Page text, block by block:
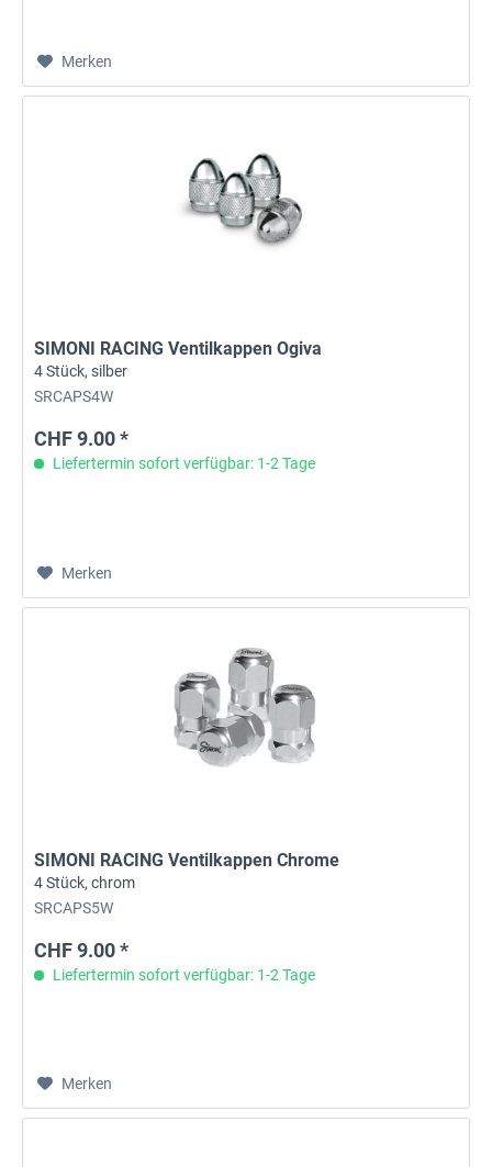
Merken
SIMONI RACING Ventilkappen Ogiva
4 Stück, silber
SRCAPS4W
CHF 9.00 *
Liefertermin sofort verfügbar: 1-2 Tage
Merken
SIMONI RACING Ventilkappen Chrome
4 Stück, chrom
SRCAPS5W
CHF 9.00 *
Liefertermin sofort verfügbar: 1-2 Tage
Merken